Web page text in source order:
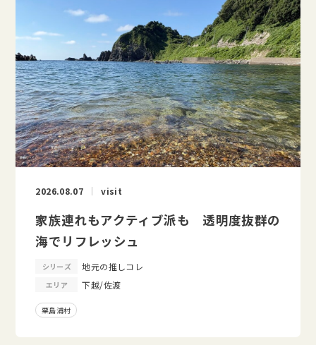
2026.08.07 visit
家族連れもアクティブ派も 透明度抜群の
海でリフレッシュ
シリーズ 地元の推しコレ
エリア 下越/佐渡
粟島浦村